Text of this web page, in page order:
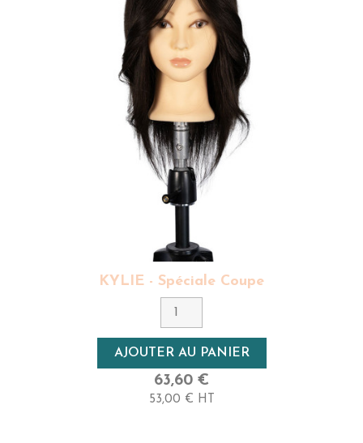
KYLIE - Spéciale Coupe
AJOUTER AU PANIER
63,60 €
53,00 € HT